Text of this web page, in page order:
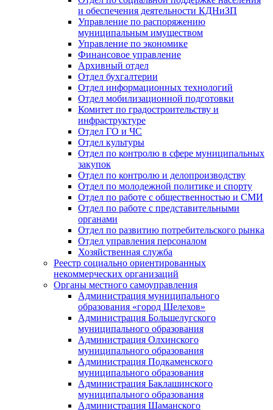
и обеспечения деятельности КДНиЗП
Управление по распоряжению
муниципальным имуществом
Управление по экономике
Финансовое управление
Архивный отдел
Отдел бухгалтерии
Отдел информационных технологий
Отдел мобилизационной подготовки
Комитет по градостроительству и
инфраструктуре
Отдел ГО и ЧС
Отдел культуры
Отдел по контролю в сфере муниципальных
закупок
Отдел по контролю и делопроизводству
Отдел по молодежной политике и спорту
Отдел по работе с общественностью и СМИ
Отдел по работе с представительными
органами
Отдел по развитию потребительского рынка
Отдел управления персоналом
Хозяйственная служба
Реестр социально ориентированных
некоммерческих организаций
Органы местного самоуправления
Администрация муниципального
образования «город Шелехов»
Администрация Большелугского
муниципального образования
Администрация Олхинского
муниципального образования
Администрация Подкаменского
муниципального образования
Администрация Баклашинского
муниципального образования
Администрация Шаманского